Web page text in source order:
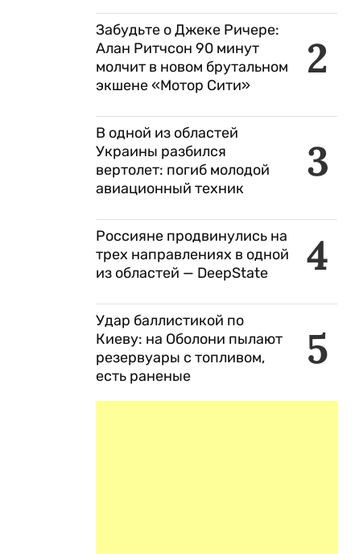
2
Забудьте о Джеке Ричере:
Алан Ритчсон 90 минут
молчит в новом брутальном
экшене «Мотор Сити»
3
В одной из областей
Украины разбился
вертолет: погиб молодой
авиационный техник
4
Россияне продвинулись на
трех направлениях в одной
из областей — DeepState
5
Удар баллистикой по
Киеву: на Оболони пылают
резервуары с топливом,
есть раненые